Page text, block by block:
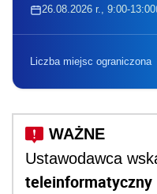
26.08.2026 r., 9:00-13:00
Liczba miejsc ograniczona
Ustawodawca
teleinformatyczny